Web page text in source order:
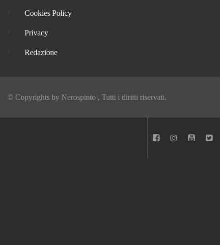
Cookies Policy
Privacy
Redazione
© Copyrights by Nerospinto , Tutti i diritti riservati.